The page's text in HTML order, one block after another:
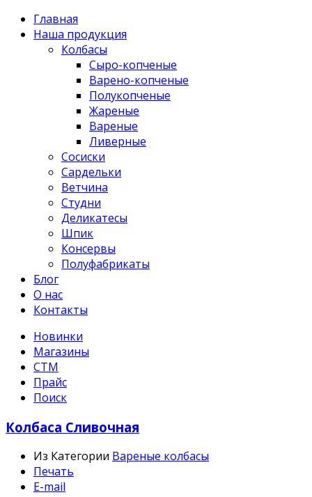
Главная
Наша продукция
Колбасы
Сыро-копченые
Варено-копченые
Полукопченые
Жареные
Вареные
Ливерные
Сосиски
Сардельки
Ветчина
Студни
Деликатесы
Шпик
Консервы
Полуфабрикаты
Блог
О нас
Контакты
Новинки
Магазины
СТМ
Прайс
Поиск
Колбаса Сливочная
Из Категории Вареные колбасы
Печать
E-mail